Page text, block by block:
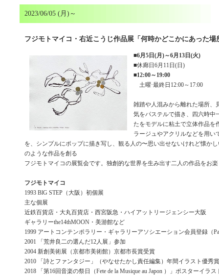
2023/06/05 (月)～
フジモトマイコ・右近こうじ作品展「何時かどこかにあった場
■6月5日(月)～6月13日(火)
■休廊日6月11日(日)
■12:00～19:00
土曜·最終日12:00～17:00
雑踏や人混みから離れた場所、
気をパステルで描き、四六時中
たをモデルに粘土で立体作品を
ラージュやアクリルなどを用い
を、シンプルにポップに描き写し、観る人の〜思い出せないけれど懐か
のような作品を創る
フジモトマイコの展覧会です。独創的な世界を生み出す二人の作品をお
フジモトマイコ
1993 BlG STEP（大阪）初個展
主な個展
近鉄百貨店・大丸百貨店・西宮阪急・ハイアットリージェンシー大阪
ギャラリーthe14thMOON・美游館など
1999 アートコンテンポラリー・ギャラリーアソシエーション会員登録（
2001 「荒井良二の選んだ12人展」参加
2004 新創美術展（京都市美術館）京都市長賞受賞
2010 「詩とファンタジー」（やなせたかし責任編集）年間イラスト優秀
2018 「第16回音楽の祭日（Fete de la Musique au Japon ）」ポスターイラス